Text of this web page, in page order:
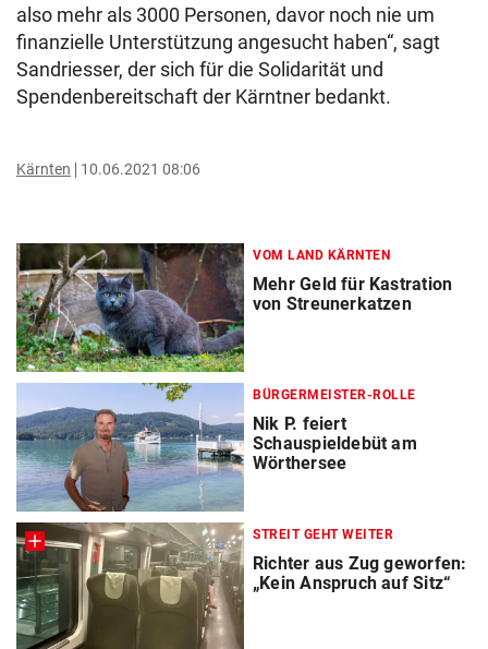
also mehr als 3000 Personen, davor noch nie um
finanzielle Unterstützung angesucht haben“, sagt
Sandriesser, der sich für die Solidarität und
Spendenbereitschaft der Kärntner bedankt.
Kärnten 10.06.2021 08:06
VOM LAND KÄRNTEN
Mehr Geld für Kastration
von Streunerkatzen
BÜRGERMEISTER-ROLLE
Nik P. feiert
Schauspieldebüt am
Wörthersee
STREIT GEHT WEITER
Richter aus Zug geworfen:
„Kein Anspruch auf Sitz“